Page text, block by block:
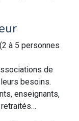
(2 à 5 personnes
de
besoins.
enseignants,